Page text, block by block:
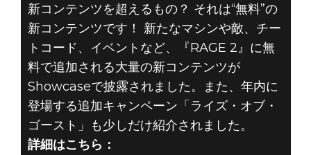
新コンテンツを超えるもの？ それは“無料”の
新コンテンツです！ 新たなマシンや敵、チー
トコード、イベントなど、『RAGE 2』に無
料で追加される大量の新コンテンツが
Showcaseで披露されました。また、年内に
登場する追加キャンペーン「ライズ・オブ・
ゴースト」も少しだけ紹介されました。
詳細はこちら：